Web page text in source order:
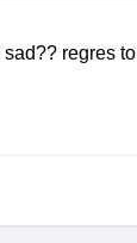
regres to